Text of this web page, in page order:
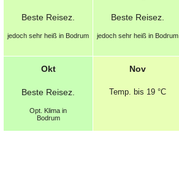
Beste Reisez.
jedoch sehr heiß in Bodrum
Beste Reisez.
jedoch sehr heiß in Bodrum
Okt
Beste Reisez.
Opt.
Klima in
Bodrum
Nov
Temp. bis 19 °C